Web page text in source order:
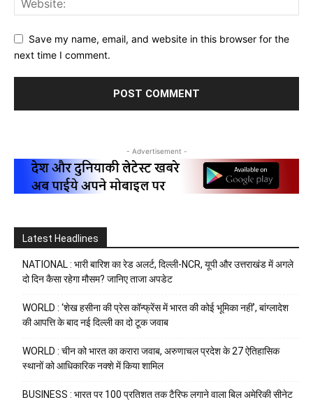
Save my name, email, and website in this browser for the
next time I comment.
- Advertisement -
Latest Headlines
NATIONAL : भारी बारिश का रेड अलर्ट, दिल्ली-NCR, यूपी और उत्तराखंड में अगले
दो दिन कैसा रहेगा मौसम? जानिए ताजा अपडेट
WORLD : ‘शेख हसीना की प्रेस कॉन्फ्रेंस में भारत की कोई भूमिका नहीं’, बांग्लादेश
की आपत्ति के बाद नई दिल्ली का दो टूक जवाब
WORLD : चीन को भारत का करारा जवाब, अरुणाचल प्रदेश के 27 ऐतिहासिक
स्थानों को आधिकारिक नक्शे में किया शामिल
BUSINESS : भारत पर 100 प्रतिशत तक टैरिफ लगाने वाला बिल अमेरिकी सीनेट